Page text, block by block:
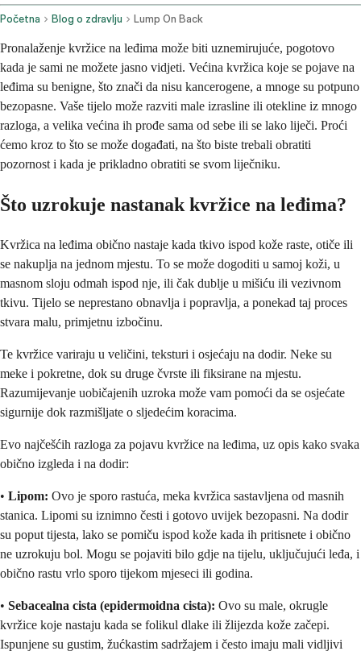
Početna Blog o zdravlju Lump On Back
Pronalaženje kvržice na leđima može biti uznemirujuće, pogotovo
kada je sami ne možete jasno vidjeti. Većina kvržica koje se pojave na
leđima su benigne, što znači da nisu kancerogene, a mnoge su potpuno
bezopasne. Vaše tijelo može razviti male izrasline ili otekline iz mnogo
razloga, a velika većina ih prođe sama od sebe ili se lako liječi. Proći
ćemo kroz to što se može događati, na što biste trebali obratiti
pozornost i kada je prikladno obratiti se svom liječniku.
Što uzrokuje nastanak kvržice na leđima?
Kvržica na leđima obično nastaje kada tkivo ispod kože raste, otiče ili
se nakuplja na jednom mjestu. To se može dogoditi u samoj koži, u
masnom sloju odmah ispod nje, ili čak dublje u mišiću ili vezivnom
tkivu. Tijelo se neprestano obnavlja i popravlja, a ponekad taj proces
stvara malu, primjetnu izbočinu.
Te kvržice variraju u veličini, teksturi i osjećaju na dodir. Neke su
meke i pokretne, dok su druge čvrste ili fiksirane na mjestu.
Razumijevanje uobičajenih uzroka može vam pomoći da se osjećate
sigurnije dok razmišljate o sljedećim koracima.
Evo najčešćih razloga za pojavu kvržice na leđima, uz opis kako svaka
obično izgleda i na dodir:
• Lipom: Ovo je sporo rastuća, meka kvržica sastavljena od masnih
stanica. Lipomi su iznimno česti i gotovo uvijek bezopasni. Na dodir
su poput tijesta, lako se pomiču ispod kože kada ih pritisnete i obično
ne uzrokuju bol. Mogu se pojaviti bilo gdje na tijelu, uključujući leđa, i
obično rastu vrlo sporo tijekom mjeseci ili godina.
• Sebacealna cista (epidermoidna cista): Ovo su male, okrugle
kvržice koje nastaju kada se folikul dlake ili žlijezda kože začepi.
Ispunjene su gustim, žućkastim sadržajem i često imaju mali vidljivi